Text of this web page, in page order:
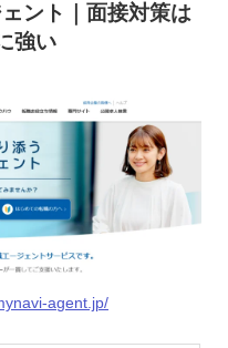
ント｜面接対策は
強い
agent.jp/